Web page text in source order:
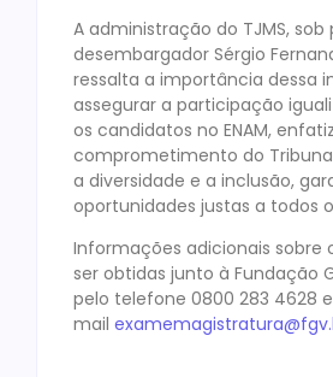
A administração do TJMS, sob
desembargador Sérgio
ressalta a importância dessa
assegurar a participação
os candidatos no ENAM,
comprometimento do
a diversidade e a inclusão,
oportunidades justas a todos
Informações adicionais sobre
ser obtidas junto à Fundação
pelo telefone 0800 283 4628
mail